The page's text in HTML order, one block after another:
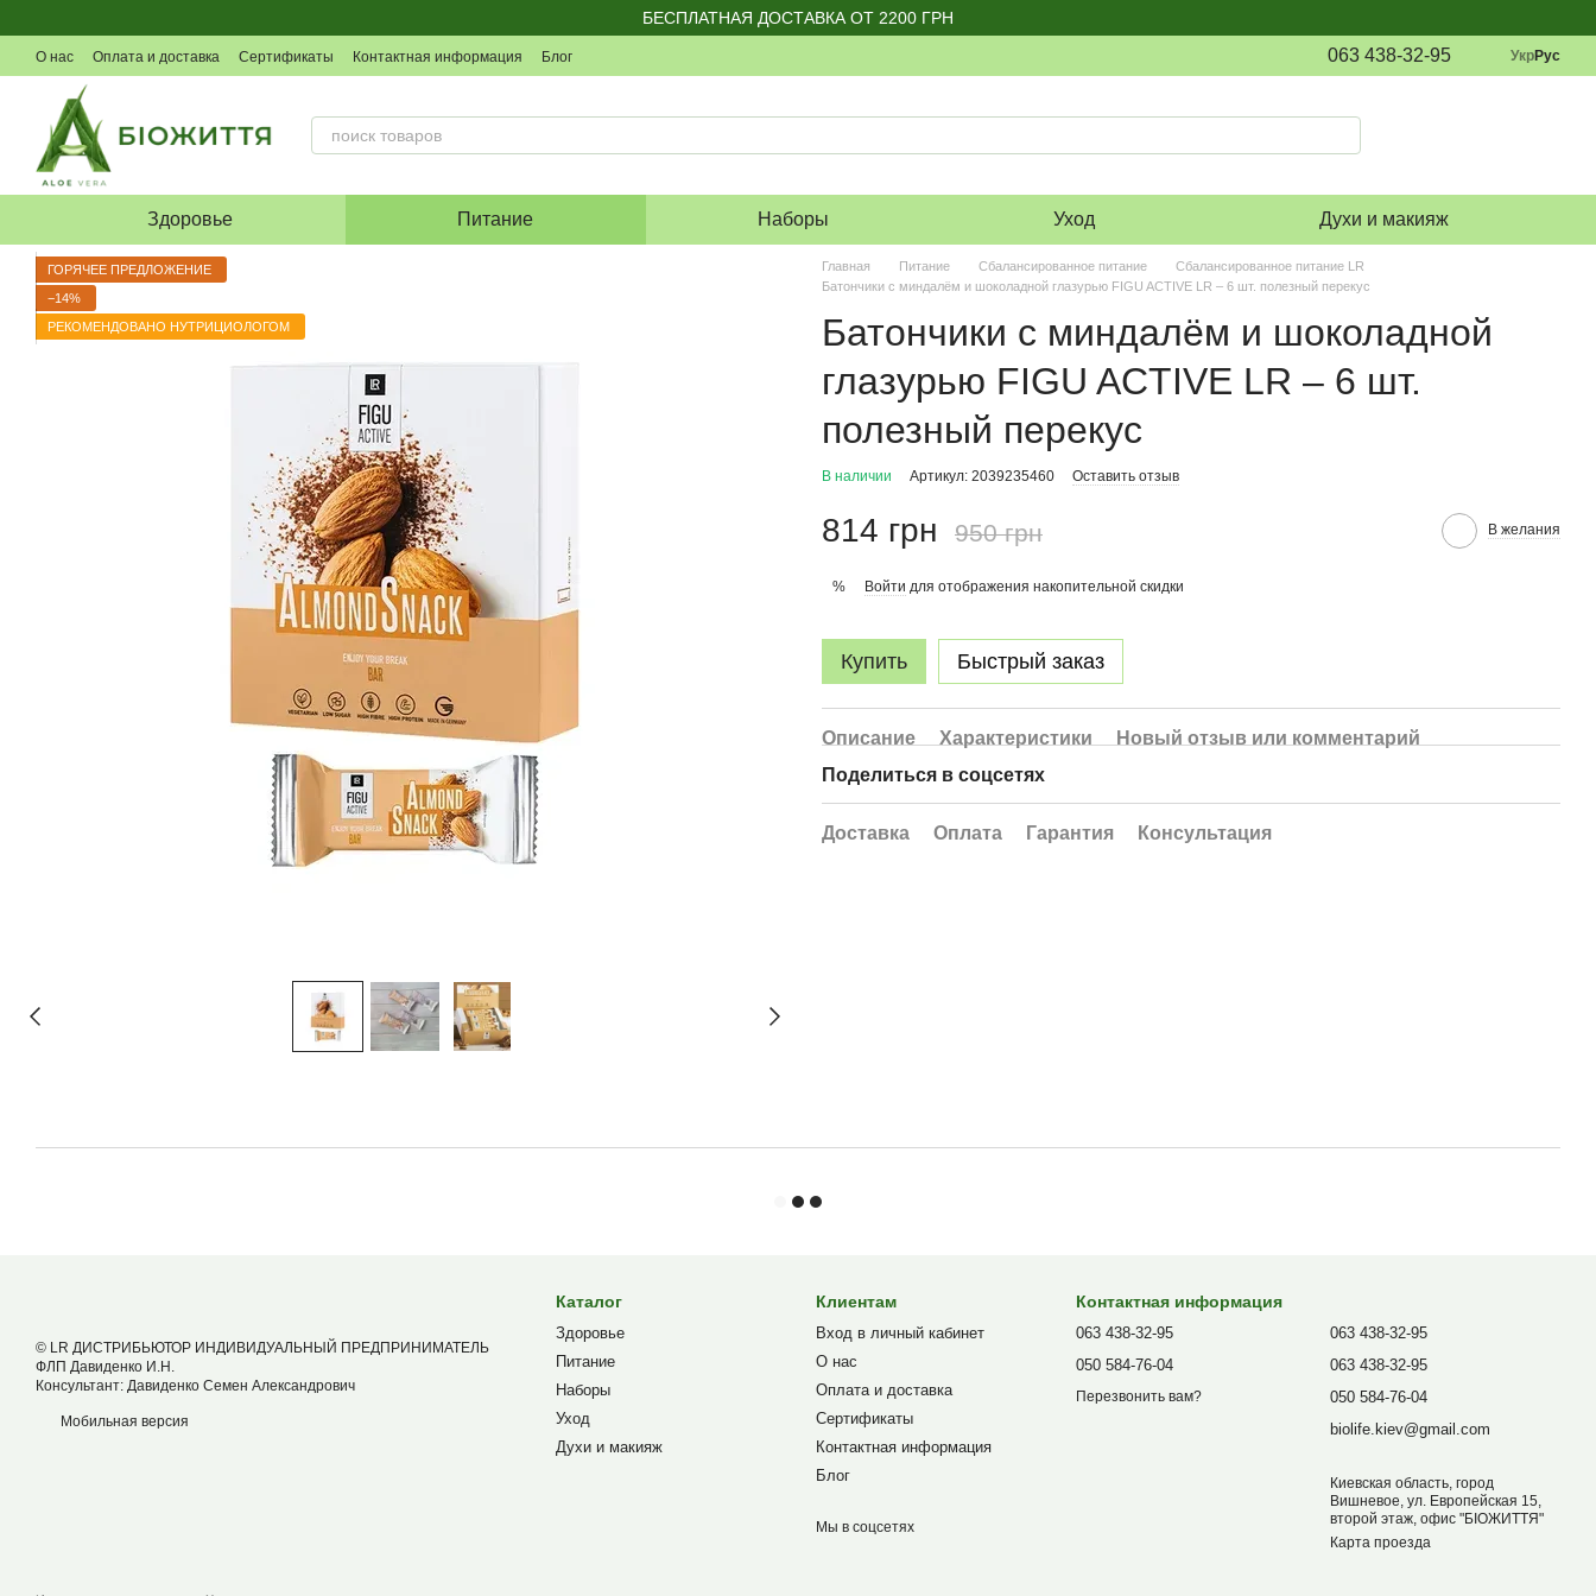
БЕСПЛАТНАЯ ДОСТАВКА ОТ 2200 ГРН
О нас Оплата и доставка Сертификаты Контактная информация Блог 063 438-32-95 УкрРус
Здоровье Питание Наборы Уход Духи и макияж
ГОРЯЧЕЕ ПРЕДЛОЖЕНИЕ
−14%
РЕКОМЕНДОВАНО НУТРИЦИОЛОГОМ
Главная Питание Сбалансированное питание
Сбалансированное питание LR
Батончики с миндалём и шоколадной глазурью FIGU ACTIVE LR – 6 шт. полезный перекус
Батончики с миндалём и шоколадной
глазурью FIGU ACTIVE LR – 6 шт.
полезный перекус
В наличии Артикул: 2039235460 Оставить отзыв
814 грн 950 грн В желания
% Войти для отображения накопительной скидки
Купить Быстрый заказ
Описание Характеристики
Новый отзыв или комментарий
Поделиться в соцсетях
Доставка Оплата Гарантия Консультация
© LR ДИСТРИБЬЮТОР ИНДИВИДУАЛЬНЫЙ ПРЕДПРИНИМАТЕЛЬ
ФЛП Давиденко И.Н.
Консультант: Давиденко Семен Александрович
Мобильная версия
Каталог
Здоровье
Питание
Наборы
Уход
Духи и макияж
Клиентам
Вход в личный кабинет
О нас
Оплата и доставка
Сертификаты
Контактная информация
Блог
Мы в соцсетях
Контактная информация
063 438-32-95
050 584-76-04
Перезвонить вам?
063 438-32-95
063 438-32-95
050 584-76-04
biolife.kiev@gmail.com
Киевская область, город
Вишневое, ул. Европейская 15,
второй этаж, офис "БІОЖИТТЯ"
Карта проезда